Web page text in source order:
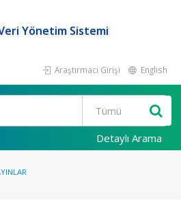
Yönetim Sistemi
Araştırmacı Girişi English
Detaylı Arama